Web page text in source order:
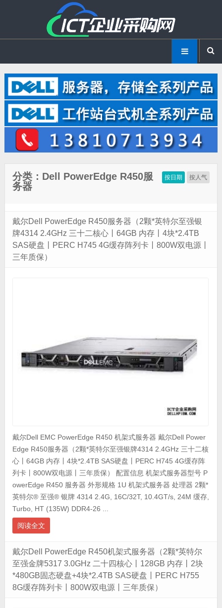
按日期 按人气
分类：Dell PowerEdge R450服
务器
戴尔Dell PowerEdge R450服务器（2颗*英特尔至强银
牌4314 2.4GHz 三十二核心丨64GB 内存丨4块*2.4TB
SAS硬盘丨PERC H745 4G缓存阵列卡丨800W双电源丨
三年质保）
戴尔Dell EMC PowerEdge R450 机架式服务器 戴尔Dell Power
Edge R450服务器（2颗*英特尔至强银牌4314 2.4GHz 三十二核
心丨64GB 内存丨4块*2.4TB SAS硬盘丨PERC H745 4G缓存阵
列卡丨800W双电源丨三年质保） 配置信息 机架式服务器型号 P
owerEdge R450 服务器 外形规格 1U 机架式服务器 处理器 2颗*
英特尔® 至强® 银牌 4314 2.4G, 16C/32T, 10.4GT/s, 24M 缓存,
Turbo, HT (135W) DDR4-26 ...
阅读全文
戴尔Dell PowerEdge R450机架式服务器（2颗*英特尔
至强金牌5317 3.0GHz 二十四核心丨128GB 内存丨2块
*480GB固态硬盘+4块*2.4TB SAS硬盘丨PERC H755
8G缓存阵列卡丨800W双电源丨三年质保）